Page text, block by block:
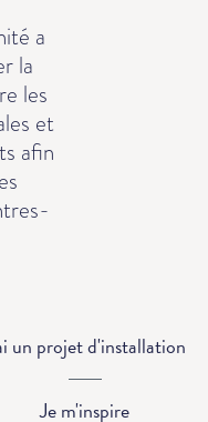
a
la
les
et
afin
un projet d'installation
Je m'inspire